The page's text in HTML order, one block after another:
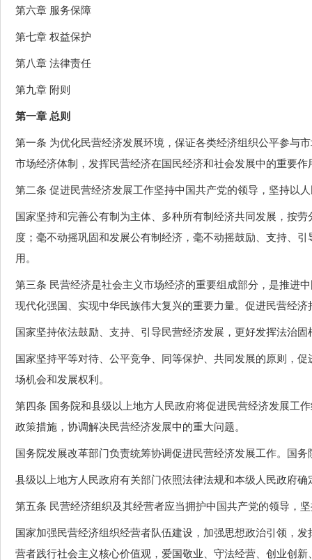
第六章 服务保障
第七章 权益保护
第八章 法律责任
第九章 附则
第一章 总则
第一条 为优化民营经济发展环境，保证各类经济组织公平参与
市场经济体制，发挥民营经济在国民经济和社会发展中的重要
第二条 促进民营经济发展工作坚持中国共产党的领导，坚持以
国家坚持和完善公有制为主体、多种所有制经济共同发展，按
度；毫不动摇巩固和发展公有制经济，毫不动摇鼓励、支持、
用。
第三条 民营经济是社会主义市场经济的重要组成部分，是推进
现代化强国、实现中华民族伟大复兴的重要力量。促进民营经
国家坚持依法鼓励、支持、引导民营经济发展，更好发挥法治
国家坚持平等对待、公平竞争、同等保护、共同发展的原则，
场机会和发展权利。
第四条 国务院和县级以上地方人民政府将促进民营经济发展工
政策措施，协调解决民营经济发展中的重大问题。
国务院发展改革部门负责统筹协调促进民营经济发展工作。国
县级以上地方人民政府有关部门依照法律法规和本级人民政府
第五条 民营经济组织及其经营者应当拥护中国共产党的领导，
国家加强民营经济组织经营者队伍建设，加强思想政治引领，
营者践行社会主义核心价值观，爱国敬业、守法经营、创业创